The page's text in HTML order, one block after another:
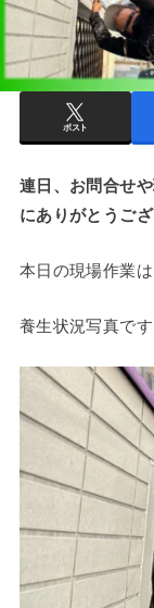
ポスト
連日、お問合せ
にありがとうござ
本日の現場作業
養生状況写真です